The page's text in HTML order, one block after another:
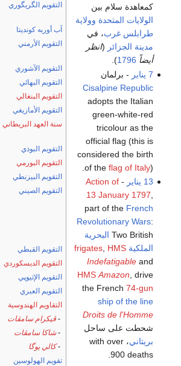
التقويم الگريگوري
آب أوربه كونديتا
التقويم الأرمني
التقويم الآشوري
التقويم البهائي
التقويم البنغالي
التقويم الأمازيغي
سنة العهد البريطاني
التقويم البوذي
التقويم البورمي
التقويم البيزنطي
التقويم الصيني
التقويم القبطي
التقويم الديسكوردي
التقويم الإثيوپي
التقويم العبري
التقاويم الهندوسية
- ڤيكرام سامڤات
-شاكا سامڤات
-كالي يوگا
تقويم الهولوسين
كمعاهدة سلام بين
الولايات المتحدة وولاية
طرابلس غرب، في
مدينة الجزائر (انظر
أيضاً 1796
).
7 يناير
- برلمان
Cisalpine Republic
adopts the Italian
green-white-red
tricolour as the
official flag (this is
considered the birth
of the flag of Italy).
13 يناير
-
Action of
13 January 1797
part of the French
Revolutionary Wars:
Two British البحرية
الملكية
frigates, HMS
Indefatigableand
HMS Amazon , drive
the French 74-gun
ship of the line
Droits de l'Homme
شحطت على ساحل
بريتاني
، with over
900 deaths.